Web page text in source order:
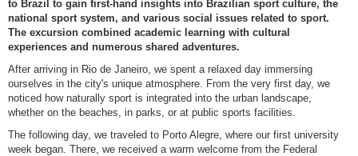
to Brazil to gain first-hand insights into Brazilian sport culture, the
national sport system, and various social issues related to sport.
The excursion combined academic learning with cultural
experiences and numerous shared adventures.
After arriving in Rio de Janeiro, we spent a relaxed day immersing
ourselves in the city's unique atmosphere. From the very first day, we
noticed how naturally sport is integrated into the urban landscape,
whether on the beaches, in parks, or at public sports facilities.
The following day, we traveled to Porto Alegre, where our first university
week began. There, we received a warm welcome from the Federal